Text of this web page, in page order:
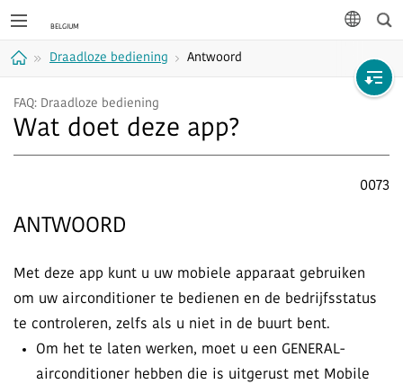
Draadloze bediening Antwoord
FAQ: Draadloze bediening
Wat doet deze app?
0073
ANTWOORD
Met deze app kunt u uw mobiele apparaat gebruiken
om uw airconditioner te bedienen en de bedrijfsstatus
te controleren, zelfs als u niet in de buurt bent.
Om het te laten werken, moet u een GENERAL-
airconditioner hebben die is uitgerust met Mobile